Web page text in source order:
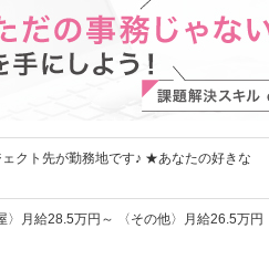
クト先が勤務地です♪ ★あなたの好きな
〉月給28.5万円～ 〈その他〉月給26.5万円